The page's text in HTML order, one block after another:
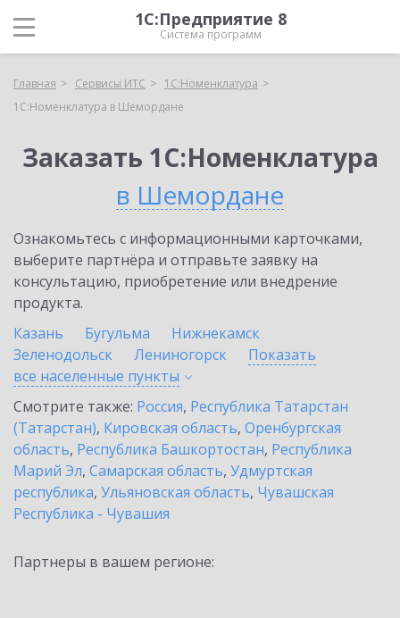
1С:Предприятие 8
Система программ
Главная Сервисы ИТС
1С:Номенклатура
1С:Номенклатура в Шемордане
Заказать 1С:Номенклатура
в Шемордане
Ознакомьтесь с информационными карточками,
выберите партнёра и отправьте заявку на
консультацию, приобретение или внедрение
продукта.
Казань
Бугульма
Нижнекамск
Зеленодольск
Лениногорск
Показать
все населенные пункты
Смотрите также: Россия, Республика Татарстан
(Татарстан), Кировская область, Оренбургская
область, Республика Башкортостан, Республика
Марий Эл, Самарская область, Удмуртская
республика, Ульяновская область, Чувашская
Республика - Чувашия
Партнеры в вашем регионе: